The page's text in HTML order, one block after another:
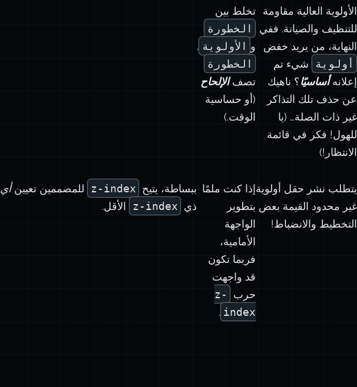
الأولوية العالية مقاومة
للتنظيف والصيانة. ففي
النهاية، من يريد خفض
أولوية
شيء تم
إعلانهأساسيًا؟ ناهيك
عن حذف تلك التذاكر
غير ذات الصلة… (يا
للهول! فكر في قائمة
الانتظار!)
تخلط بين
الخطورة
و الأولوية .
الخطورة
تصفالإلحاح
(أو حساسية
الوقت.)
يتطلب نشر حقل أولوية
غير محدود القيمة بعض
التخطيط والانضباط!
إذا كنت ملمًا
بتطوير
الواجهة
الأمامية،
فربما تكون
قد واجهت
حرب
z-
index
.
ببساطة، يتيح z-index للمصممين تعيينأي
ذي z-index الأقل.